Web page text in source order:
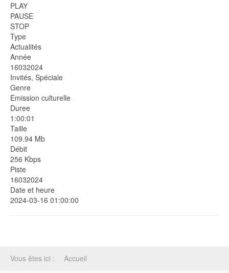
PLAY
PAUSE
STOP
Type
Actualités
Année
16032024
Invités, Spéciale
Genre
Emission culturelle
Duree
1:00:01
Taille
109.94 Mb
Débit
256 Kbps
Piste
16032024
Date et heure
2024-03-16 01:00:00
Vous êtes ici : Accueil